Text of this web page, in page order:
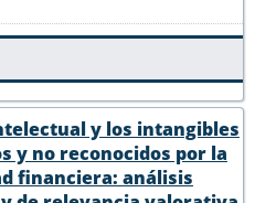
y los intangibles
y no reconocidos por la
financiera: análisis